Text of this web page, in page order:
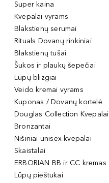
Super kaina
Kvepalai vyrams
Blakstienų serumai
Rituals Dovanų rinkiniai
Blakstienų tušai
Šukos ir plaukų šepečiai
Lūpų blizgiai
Veido kremai vyrams
Kuponas / Dovanų kortelė
Douglas Collection Kvepalai
Bronzantai
Nišiniai unisex kvepalai
Skaistalai
ERBORIAN BB ir CC kremas
Lūpų pieštukai